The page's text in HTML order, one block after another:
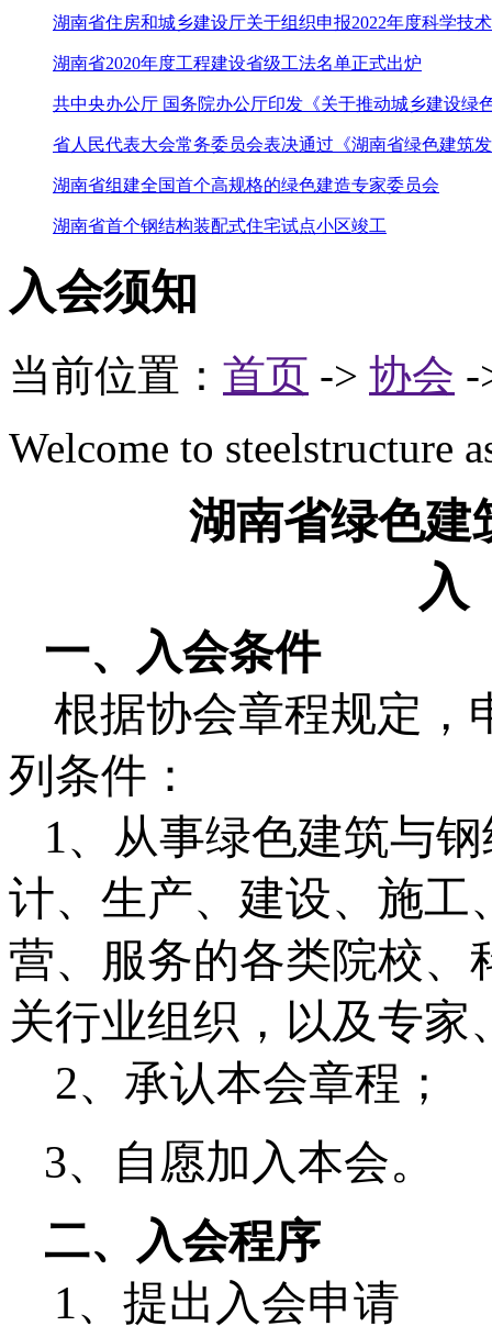
湖南省住房和城乡建设厅关于组织申报2022年度科学技
湖南省2020年度工程建设省级工法名单正式出炉
共中央办公厅 国务院办公厅印发《关于推动城乡建设绿
省人民代表大会常务委员会表决通过《湖南省绿色建筑
湖南省组建全国首个高规格的绿色建造专家委员会
湖南省首个钢结构装配式住宅试点小区竣工
入会须知
当前位置： 首页 -> 协会 -
Welcome to steelstructure
湖南省绿色建
入
一、入会条件
根据协会章程规定，
列条件：
1、 从事绿色建筑与
计、生产、建设、施工
营、服务的各类院校、
关行业组织，以及专家
2、承认本会章程；
3、自愿加入本会。
二、入会程序
1、提出入会申请